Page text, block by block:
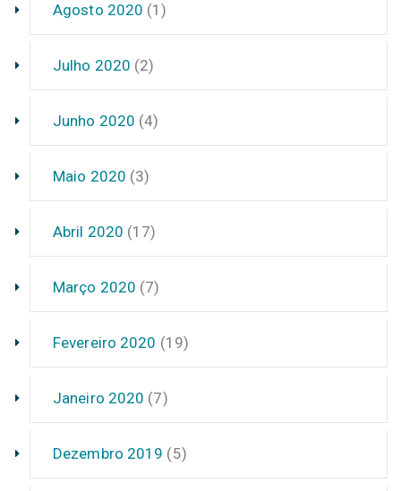
Agosto 2020 (1)
Julho 2020 (2)
Junho 2020 (4)
Maio 2020 (3)
Abril 2020 (17)
Março 2020 (7)
Fevereiro 2020 (19)
Janeiro 2020 (7)
Dezembro 2019 (5)